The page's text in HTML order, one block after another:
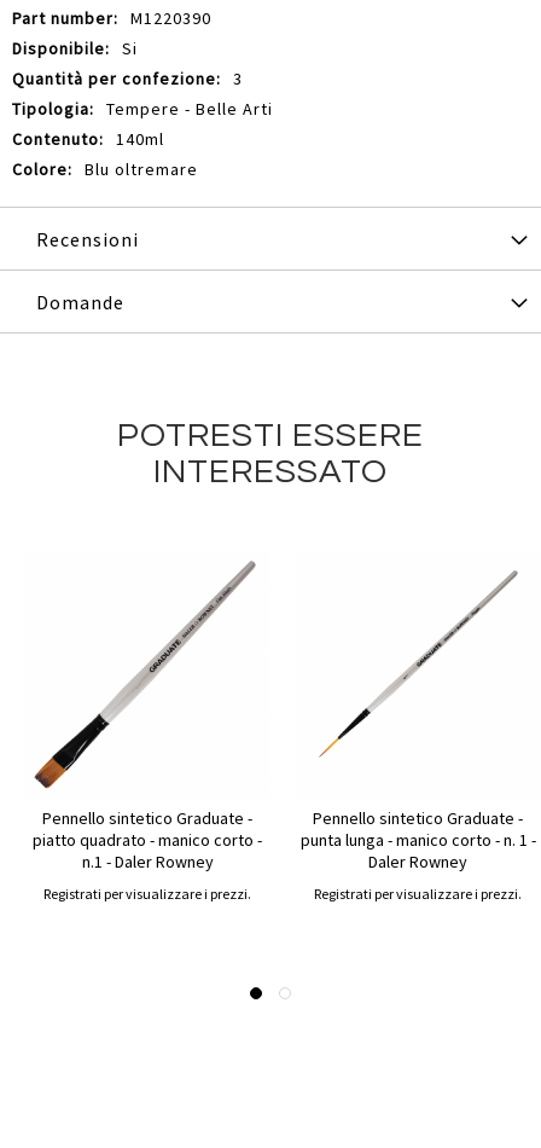
M1220390
Si
3
Tempere - Belle Arti
140ml
Blu oltremare
Recensioni
Domande
POTRESTI ESSERE
INTERESSATO
Pennello sintetico Graduate -
piatto quadrato - manico corto -
n.1 - Daler Rowney
Registrati per visualizzare i prezzi.
Pennello sintetico Graduate -
punta lunga - manico corto - n. 1 -
Daler Rowney
Registrati per visualizzare i prezzi.